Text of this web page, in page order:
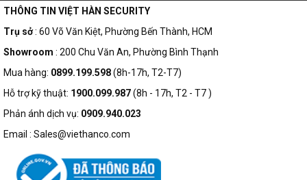
THÔNG TIN VIỆT HÀN SECURITY
Trụ sở: 60 Võ Văn Kiệt, Phường Bến Thành, HCM
Showroom : 200 Chu Văn An, Phường Bình Thạnh
Mua hàng: 0899.199.598(8h-17h, T2-T7)
Hỗ trợ kỹ thuật: 1900.099.987(8h - 17h, T2 - T7 )
Phản ánh dịch vụ: 0909.940.023
Email : Sales@viethanco.com